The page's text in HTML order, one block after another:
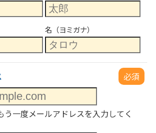
名（ヨミガナ）
必須
う一度メールアドレスを入力してく